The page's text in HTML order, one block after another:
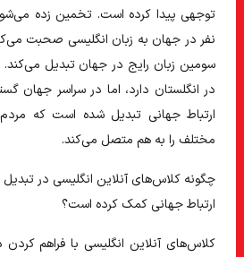
نفر در جهان به زبان انگلیسی صحبت
سومین زبان رایج در جهان تبدیل می‌کند.
در انگلستان دارد، اما در سراسر جهان
ارتباط جهانی تبدیل شده است که مردم
مختلف را به هم متصل می‌کند.
چگونه کلاس‌های آنلاین انگلیسی در
ارتباط جهانی کمک کرده است؟
کلاس‌های آنلاین انگلیسی با فراهم کردن